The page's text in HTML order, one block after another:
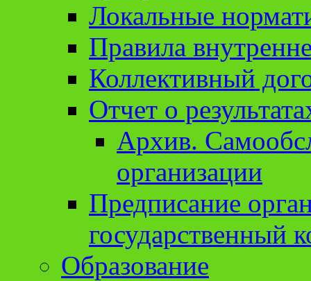
Локальные
Правила
Коллективный
Отчет о
Архив.
организации
Предписание
государственный
Образование